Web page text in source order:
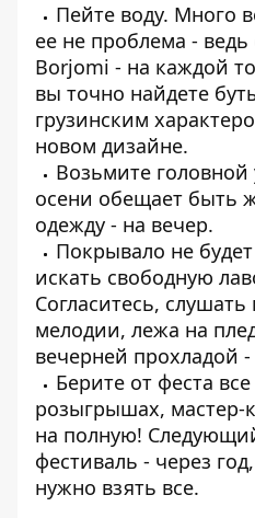
Пейте воду. Много
ее не проблема -
Borjomi - на каждой
вы точно найдете
грузинским
новом дизайне.
Возьмите
осени обещает быть
одежду - на вечер.
Покрывало не
искать свободную
Согласитесь, слушать
мелодии, лежа на
вечерней прохладой -
Берите от феста
розыгрышах, мастер-
на полную!
фестиваль - через
нужно взять все.